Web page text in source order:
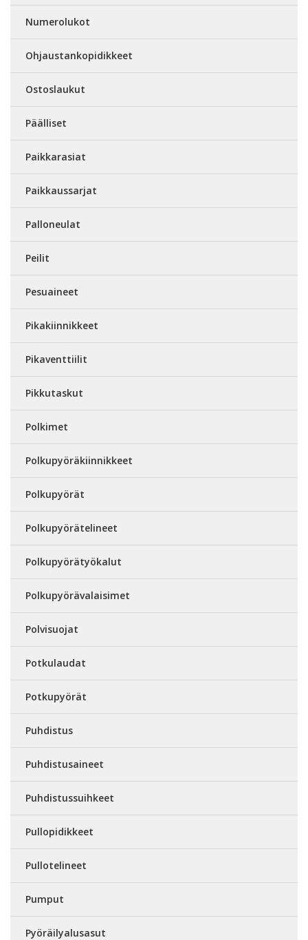
Numerolukot
Ohjaustankopidikkeet
Ostoslaukut
Päälliset
Paikkarasiat
Paikkaussarjat
Palloneulat
Peilit
Pesuaineet
Pikakiinnikkeet
Pikaventtiilit
Pikkutaskut
Polkimet
Polkupyöräkiinnikkeet
Polkupyörät
Polkupyörätelineet
Polkupyörätyökalut
Polkupyörävalaisimet
Polvisuojat
Potkulaudat
Potkupyörät
Puhdistus
Puhdistusaineet
Puhdistussuihkeet
Pullopidikkeet
Pullotelineet
Pumput
Pyöräilyalusasut